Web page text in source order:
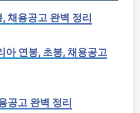
채용공고 완벽 정리
아 연봉, 초봉, 채용공고
공고 완벽 정리